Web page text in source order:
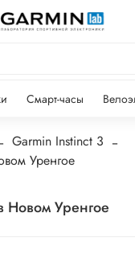
Смарт-часы
Garmin Instinct 3
Уренгое
Новом Уренгое